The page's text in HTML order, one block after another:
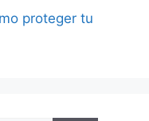
proteger tu